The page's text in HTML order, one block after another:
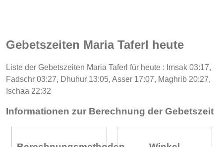
Gebetszeiten Maria Taferl heute
Liste der Gebetszeiten Maria Taferl für heute : Imsak 03:17,
Fadschr 03:27, Dhuhur 13:05, Asser 17:07, Maghrib 20:27,
Ischaa 22:32
Informationen zur Berechnung der Gebetszeit